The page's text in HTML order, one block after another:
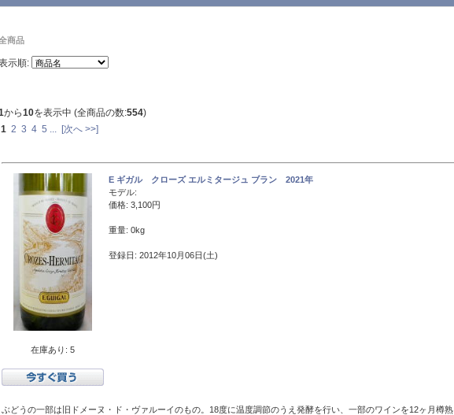
商品
示順:
から10を表示中 (全商品の数:554)
1 2 3 4 5 [次へ >>]
在庫あり: 5
E ギガル クローズ エルミタージュ ブラン 2021年
モデル:
価格: 3,100円
重量: 0kg
登録日: 2012年10月06日(土)
ぶどうの一部は旧ドメーヌ・ド・ヴァルーイのもの。18度に温度調節のうえ発酵を行い、一部のワインを12ヶ月樽熟